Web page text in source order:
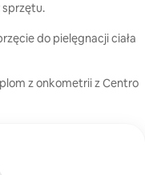
sprzętu.
do pielęgnacji ciała
z onkometrii z Centro